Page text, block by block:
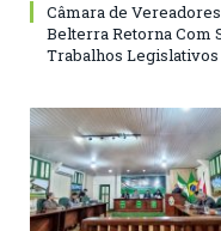
Câmara de
Belterra Retorna Com
Trabalhos Legislativos